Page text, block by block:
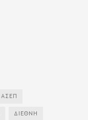
ΑΣΕΠ
ΔΙΕΘΝΗ